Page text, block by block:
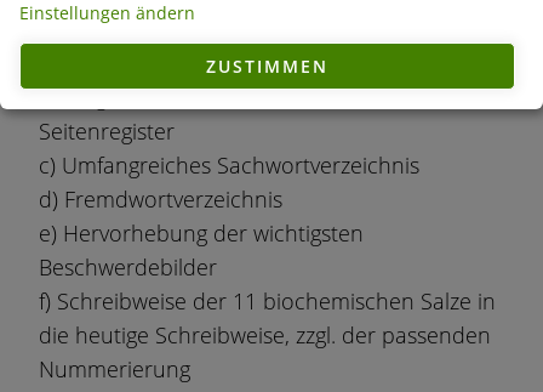
a) Umwandlung von Fraktur- in Antiquaschrift
b) Neues Inhaltsverzeichnis mit den
wichtigsten Beschwerdebildern und einem
Seitenregister
c) Umfangreiches Sachwortverzeichnis
d) Fremdwortverzeichnis
e) Hervorhebung der wichtigsten
Beschwerdebilder
f) Schreibweise der 11 biochemischen Salze in
die heutige Schreibweise, zzgl. der passenden
Nummerierung
Einstellungen ändern
ZUSTIMMEN